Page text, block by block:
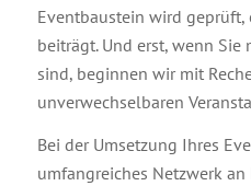
Eventbaustein wird
beiträgt. Und erst, wenn
sind, beginnen wir mit
unverwechselbaren
Bei der Umsetzung Ihres
umfangreiches Netzwerk